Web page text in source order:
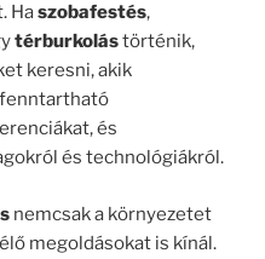
Haszobafestés,
térburkolástörténik,
keresni, akik
és
és technológiákról.
nemcsak a környezetet
megoldásokat is kínál.